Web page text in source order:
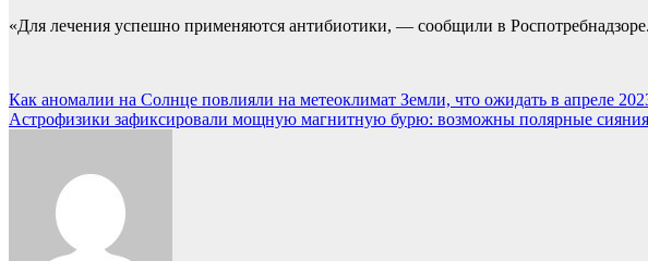
«Для лечения успешно применяются антибиотики, — сообщили в
Навигация
по
Как аномалии на Солнце повлияли на метеоклимат Земли, что ожидать в апреле
Астрофизики зафиксировали мощную магнитную бурю: возможны полярные